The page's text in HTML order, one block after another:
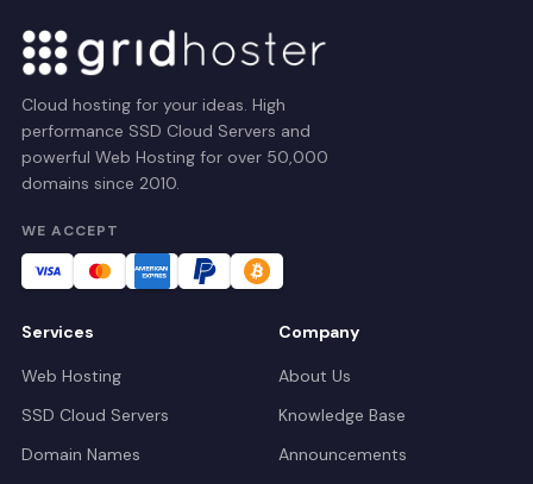
Cloud hosting for your ideas. High
performance SSD Cloud Servers and
powerful Web Hosting for over 50,000
domains since 2010.
WE ACCEPT
Services
Web Hosting
SSD Cloud Servers
Domain Names
Company
About Us
Knowledge Base
Announcements